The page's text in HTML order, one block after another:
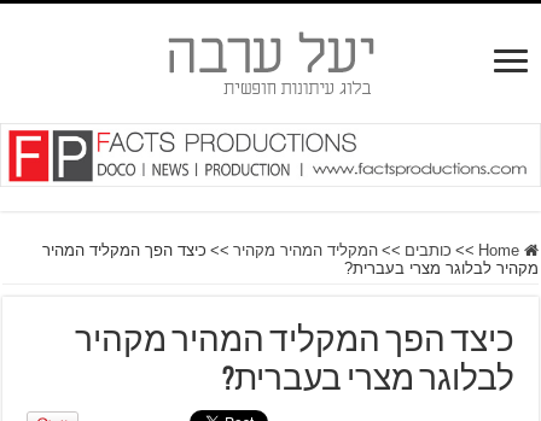
Home
>> כותבים >> המקליד המהיר מקהיר >> כיצד הפך המקליד המהיר
מקהיר לבלוגר מצרי בעברית?
כיצד הפך המקליד המהיר מקהיר
לבלוגר מצרי בעברית?